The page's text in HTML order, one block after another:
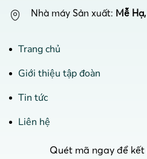
Nhà máy Sản xuất: Mễ
Trang chủ
Giới thiệu tập đoàn
Tin tức
Liên hệ
Quét mã ngay để